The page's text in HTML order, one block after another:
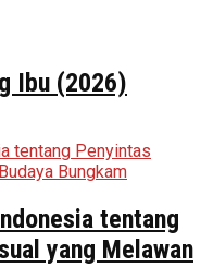
Ibu (2026)
tentang
yang Melawan